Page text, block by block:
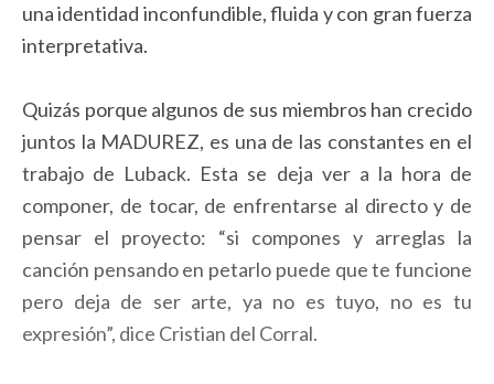
una identidad inconfundible, fluida y con gran fuerza
interpretativa.
Quizás porque algunos de sus miembros han crecido
juntos la MADUREZ, es una de las constantes en el
trabajo de Luback. Esta se deja ver a la hora de
componer, de tocar, de enfrentarse al directo y de
pensar el proyecto: “si compones y arreglas la
canción pensando en petarlo puede que te funcione
pero deja de ser arte, ya no es tuyo, no es tu
expresión”, dice Cristian del Corral.